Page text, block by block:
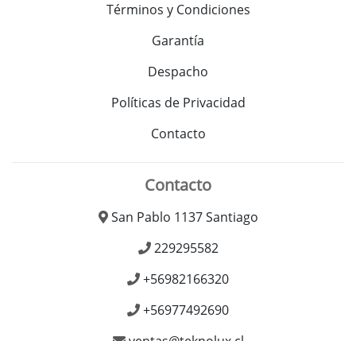
Términos y Condiciones
Garantía
Despacho
Políticas de Privacidad
Contacto
Contacto
San Pablo 1137 Santiago
229295582
+56982166320
+56977492690